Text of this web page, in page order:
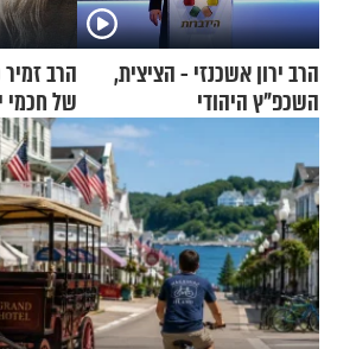
הרב ירון אשכנזי - הציצית,
השכפ"ץ היהודי
הרב
של חכמי